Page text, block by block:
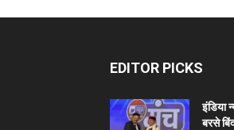
EDITOR PICKS
इंडिया
बरसे